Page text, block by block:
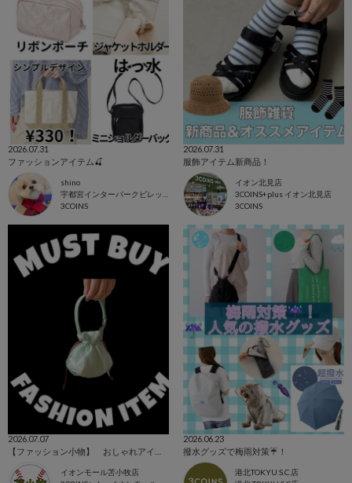
2026.07.31
ファッションアイテム🍒
shino
3COINS
2026.07.31
服飾アイテム新商品！
イオン北見店
3COINS+plus イオン北見店
3COINS
2026.07.07
イオンモール苫小牧店
2026.06.23
撥水グッズで梅雨対策☔️！
港北TOKYU S.C.店